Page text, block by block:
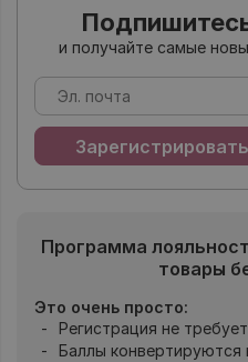
и получайте самые
Программа
товары
Это очень просто:
Регистрация не
Баллы конвертируются